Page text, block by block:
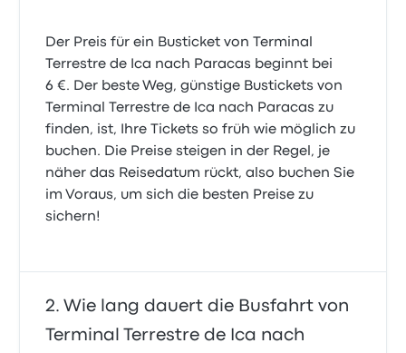
Cheap and easy way to travel!
5.0 von 5 Sternen
Jessica C.
wenn man sich den Verkehr in peru ansieht.
5.0 von 5 Sternen
Christian H.
10. Juli 2019
Komfortable sitze und sogar auf einer kurzen
5.0 von 5 Sternen
Emma K.
Der Preis für ein Busticket von Terminal
Terrestre de Ica nach Paracas beginnt bei
6 €. Der beste Weg, günstige Bustickets von
Terminal Terrestre de Ica nach Paracas zu
finden, ist, Ihre Tickets so früh wie möglich zu
buchen. Die Preise steigen in der Regel, je
näher das Reisedatum rückt, also buchen Sie
im Voraus, um sich die besten Preise zu
sichern!
Wie lang dauert die Busfahrt von
Terminal Terrestre de Ica nach